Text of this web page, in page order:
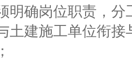
明确岗位职责，
土建施工单位衔